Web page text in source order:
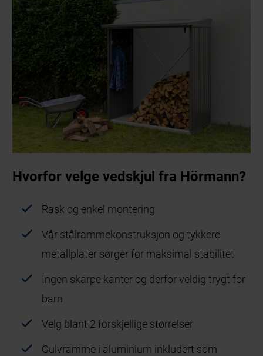
Hvorfor velge vedskjul fra Hörmann?
Rask og enkel montering
Vår stålrammekonstruksjon og tykkere
metallplater sørger for maksimal stabilitet
Ingen skarpe kanter og derfor veldig trygt for
barn
Velg blant 2 forskjellige størrelser
Gulvramme i aluminium inkludert som